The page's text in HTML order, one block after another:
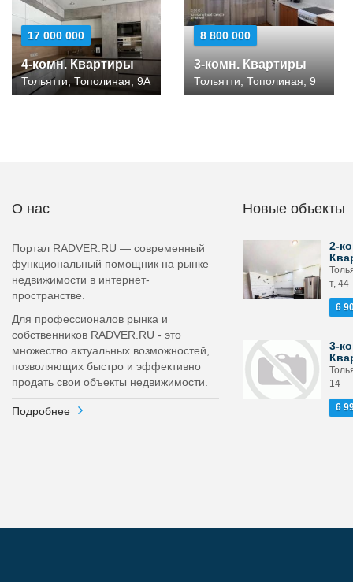
17 000 000
4-комн. Квартиры
Тольятти, Тополиная, 9А
8 800 000
3-комн. Квартиры
Тольятти, Тополиная, 9
О нас
Портал RADVER.RU — современный
функциональный помощник на рынке
недвижимости в интернет-
пространстве.
Для профессионалов рынка и
собственников RADVER.RU - это
множество актуальных возможностей,
позволяющих быстро и эффективно
продать свои объекты недвижимости.
Подробнее
Новые объекты
2-
т, 44
6
3-
14
6